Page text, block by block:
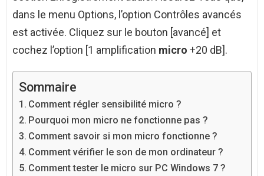
dans le menu Options, l’option Contrôles avancés
est activée. Cliquez sur le bouton [avancé] et
cochez l’option [1 amplification micro +20 dB].
Sommaire
Comment régler sensibilité micro ?
Pourquoi mon micro ne fonctionne pas ?
Comment savoir si mon micro fonctionne ?
Comment vérifier le son de mon ordinateur ?
Comment tester le micro sur PC Windows 7 ?